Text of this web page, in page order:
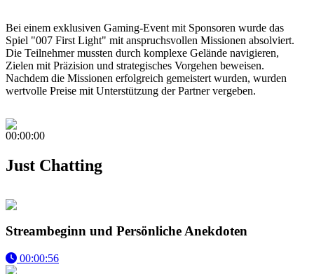
Bei einem exklusiven Gaming-Event mit Sponsoren wurde das
Spiel "007 First Light" mit anspruchsvollen Missionen absolviert.
Die Teilnehmer mussten durch komplexe Gelände navigieren,
Zielen mit Präzision und strategisches Vorgehen beweisen.
Nachdem die Missionen erfolgreich gemeistert wurden, wurden
wertvolle Preise mit Unterstützung der Partner vergeben.
00:00:00
Just Chatting
Streambeginn und Persönliche Anekdoten
00:00:56